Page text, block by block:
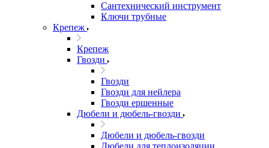
Сантехнический инструмент
Ключи трубные
Крепеж
Крепеж
Гвозди
Гвозди
Гвозди для нейлера
Гвозди ершенные
Дюбели и дюбель-гвозди
Дюбели и дюбель-гвозди
Дюбели для теплоизоляции